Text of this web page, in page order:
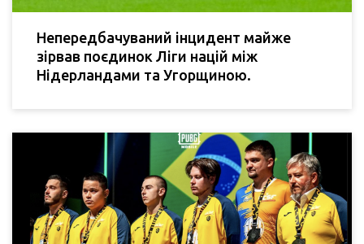
Непередбачуваний інцидент майже
зірвав поєдинок Ліги націй між
Нідерландами та Угорщиною.